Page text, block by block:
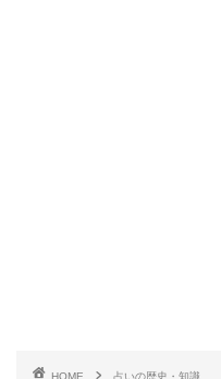
HOME
占いの歴史・知識